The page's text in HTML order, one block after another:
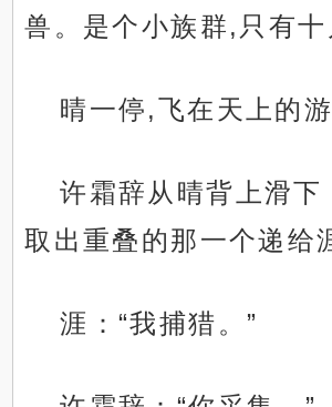
兽。是个小族群,只有十
晴一停,飞在天上的游
许霜辞从晴背上滑下
取出重叠的那一个递给
涯：“我捕猎。”